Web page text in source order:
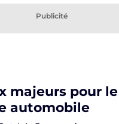
Publicité
majeurs pour le
automobile